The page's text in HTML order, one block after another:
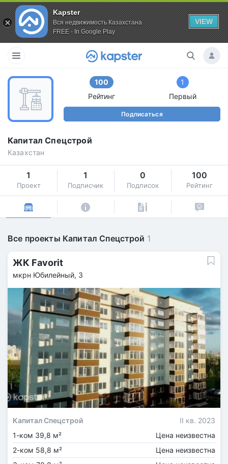
Kapster
Вся недвижимость Казахстана
FREE - In Google Play
VIEW
100
Рейтинг
1
Первый
Подписаться
Капитал Спецстрой
Казахстан
1
Проект
1
Подписчик
0
Подписок
100
Рейтинг
Все проекты Капитал Спецстрой 1
ЖК Favorit
мкрн Юбилейный, 3
Капитал Спецстрой
II кв. 2023
1-ком 39,8 м²
Цена неизвестна
2-ком 58,8 м²
Цена неизвестна